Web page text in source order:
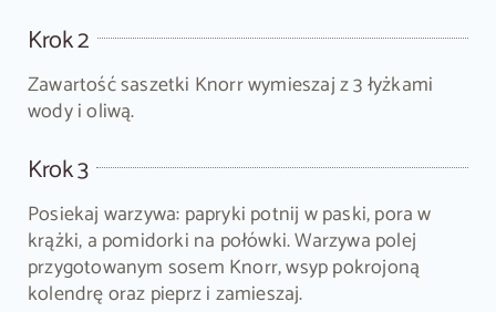
Krok 2
Zawartość saszetki Knorr wymieszaj z 3 łyżkami
wody i oliwą.
Krok 3
Posiekaj warzywa: papryki potnij w paski, pora w
krążki, a pomidorki na połówki. Warzywa polej
przygotowanym sosem Knorr, wsyp pokrojoną
kolendrę oraz pieprz i zamieszaj.